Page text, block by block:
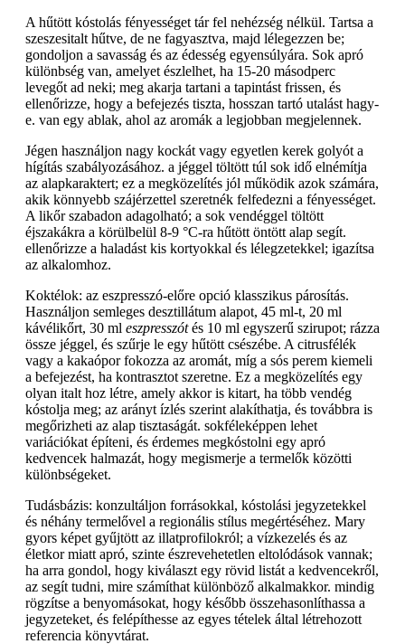
A hűtött kóstolás fényességet tár fel nehézség nélkül. Tartsa a
szeszesitalt hűtve, de ne fagyasztva, majd lélegezzen be;
gondoljon a savasság és az édesség egyensúlyára. Sok apró
különbség van, amelyet észlelhet, ha 15-20 másodperc
levegőt ad neki; meg akarja tartani a tapintást frissen, és
ellenőrizze, hogy a befejezés tiszta, hosszan tartó utalást hagy-
e. van egy ablak, ahol az aromák a legjobban megjelennek.
Jégen használjon nagy kockát vagy egyetlen kerek golyót a
hígítás szabályozásához. a jéggel töltött túl sok idő elnémítja
az alapkaraktert; ez a megközelítés jól működik azok számára,
akik könnyebb szájérzettel szeretnék felfedezni a fényességet.
A likőr szabadon adagolható; a sok vendéggel töltött
éjszakákra a körülbelül 8-9 °C-ra hűtött öntött alap segít.
ellenőrizze a haladást kis kortyokkal és lélegzetekkel; igazítsa
az alkalomhoz.
Koktélok: az eszpresszó-előre opció klasszikus párosítás.
Használjon semleges desztillátum alapot, 45 ml-t, 20 ml
kávélikőrt, 30 ml eszpresszótés 10 ml egyszerű szirupot; rázza
össze jéggel, és szűrje le egy hűtött csészébe. A citrusfélék
vagy a kakaópor fokozza az aromát, míg a sós perem kiemeli
a befejezést, ha kontrasztot szeretne. Ez a megközelítés egy
olyan italt hoz létre, amely akkor is kitart, ha több vendég
kóstolja meg; az arányt ízlés szerint alakíthatja, és továbbra is
megőrizheti az alap tisztaságát. sokféleképpen lehet
variációkat építeni, és érdemes megkóstolni egy apró
kedvencek halmazát, hogy megismerje a termelők közötti
különbségeket.
Tudásbázis: konzultáljon forrásokkal, kóstolási jegyzetekkel
és néhány termelővel a regionális stílus megértéséhez. Mary
gyors képet gyűjtött az illatprofilokról; a vízkezelés és az
életkor miatt apró, szinte észrevehetetlen eltolódások vannak;
ha arra gondol, hogy kiválaszt egy rövid listát a kedvencekről,
az segít tudni, mire számíthat különböző alkalmakkor. mindig
rögzítse a benyomásokat, hogy később összehasonlíthassa a
jegyzeteket, és felépíthesse az egyes tételek által létrehozott
referencia könyvtárat.